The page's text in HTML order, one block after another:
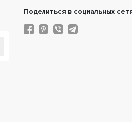
Поделиться в социальных